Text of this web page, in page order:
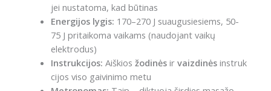
jei nustatoma, kad būtinas
Energijos lygis: 170–270 J suaugusiesiems, 50-
75 J pritaikoma vaikams (naudojant vaikų
elektrodus)
Instrukcijos: Aiškios žodinėsir vaizdinėsinstruk
cijos viso gaivinimo metu